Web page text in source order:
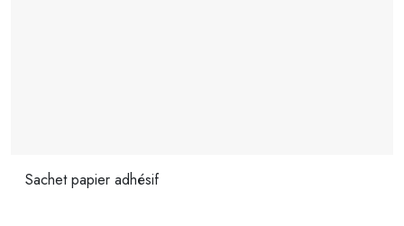
Sachet papier adhésif